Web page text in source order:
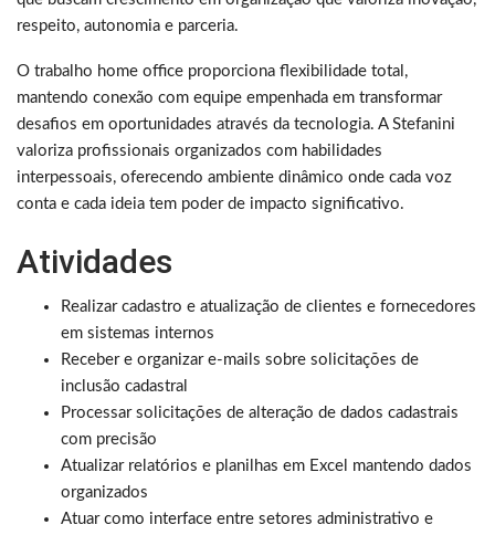
respeito, autonomia e parceria.
O trabalho home office proporciona flexibilidade total,
mantendo conexão com equipe empenhada em transformar
desafios em oportunidades através da tecnologia. A Stefanini
valoriza profissionais organizados com habilidades
interpessoais, oferecendo ambiente dinâmico onde cada voz
conta e cada ideia tem poder de impacto significativo.
Atividades
Realizar cadastro e atualização de clientes e fornecedores
em sistemas internos
Receber e organizar e-mails sobre solicitações de
inclusão cadastral
Processar solicitações de alteração de dados cadastrais
com precisão
Atualizar relatórios e planilhas em Excel mantendo dados
organizados
Atuar como interface entre setores administrativo e